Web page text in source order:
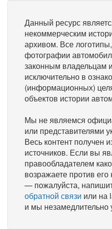
Данный ресурс
некоммерческим
архивом. Все
фотографии
законным владельцам
исключительно в
(информационных)
объектов истории
Мы не являемся
или представителями
Весь контент получен
источников. Если вы
правообладателем
возражаете против
— пожалуйста,
обратной связи или на
и мы незамедлительно